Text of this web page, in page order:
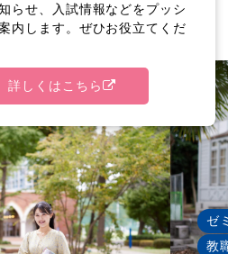
ゼ
教
らせ、入試情報などをプッシ
内します。ぜひお役立てくだ
詳しくはこちら